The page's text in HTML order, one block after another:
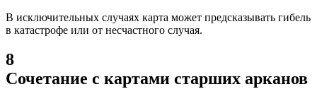
В исключительных случаях карта может предсказывать гибель
в катастрофе или от несчастного случая.
8
Сочетание с картами старших арканов